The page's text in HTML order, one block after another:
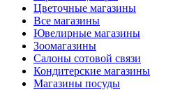
Цветочные магазины
Все магазины
Ювелирные магазины
Зоомагазины
Салоны сотовой связи
Кондитерские магазины
Магазины посуды